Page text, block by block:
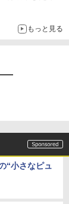
もっと見る
“小さなピュ